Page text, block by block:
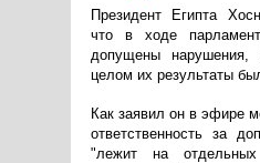
Президент Египта
что в ходе
допущены
целом их результаты
Как заявил он в эфире
ответственность за
"лежит на